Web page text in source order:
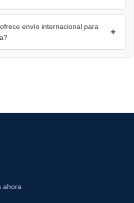
envío internacional para
+
ahora